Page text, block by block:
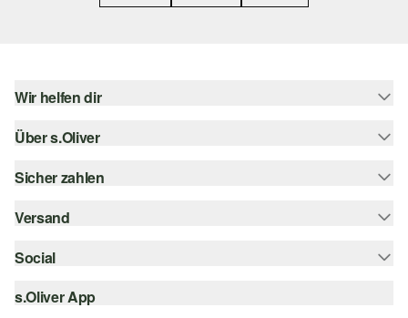
Wir helfen dir
Hilfe & FAQ
Größenberatung
Top-Kategorien
Bestellung widerrufen
Über s.Oliver
s.Oliver Magazin
Whatsapp
s.Oliver Group
Sicher zahlen
Rechnung
Kreditkarte
Versand
Sendungsverfolgung
DHL
Social
instagram
s.Oliver App